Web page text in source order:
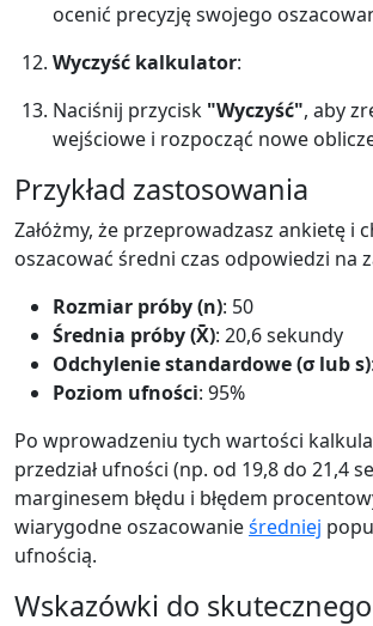
ocenić precyzję swojego
Wyczyść kalkulator:
Naciśnij przycisk "Wyczyść", aby
wejściowe i rozpocząć nowe
Przykład zastosowania
Załóżmy, że przeprowadzasz ankietę i
oszacować średni czas odpowiedzi na
Rozmiar próby (n): 50
Średnia próby (X̄): 20,6 sekundy
Odchylenie standardowe (σ lub s)
Poziom ufności: 95%
Po wprowadzeniu tych wartości
przedział ufności (np. od 19,8 do 21,4
marginesem błędu i błędem
wiarygodne oszacowanieśredniej
ufnością.
Wskazówki do skutecznego